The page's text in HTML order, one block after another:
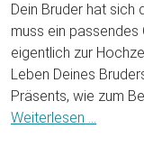
Dein Bruder hat sich
muss ein passendes
eigentlich zur
Leben Deines
Präsents, wie zum
Liebeskompass. Die
Weiterlesen ...